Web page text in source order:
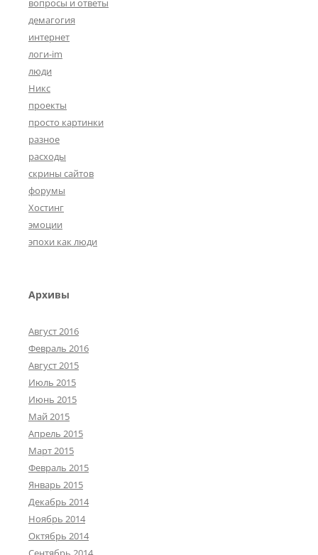
вопросы и ответы
демагогия
интернет
логи-im
люди
Никс
проекты
просто картинки
разное
расходы
скрины сайтов
форумы
Хостинг
эмоции
эпохи как люди
Архивы
Август 2016
Февраль 2016
Август 2015
Июль 2015
Июнь 2015
Май 2015
Апрель 2015
Март 2015
Февраль 2015
Январь 2015
Декабрь 2014
Ноябрь 2014
Октябрь 2014